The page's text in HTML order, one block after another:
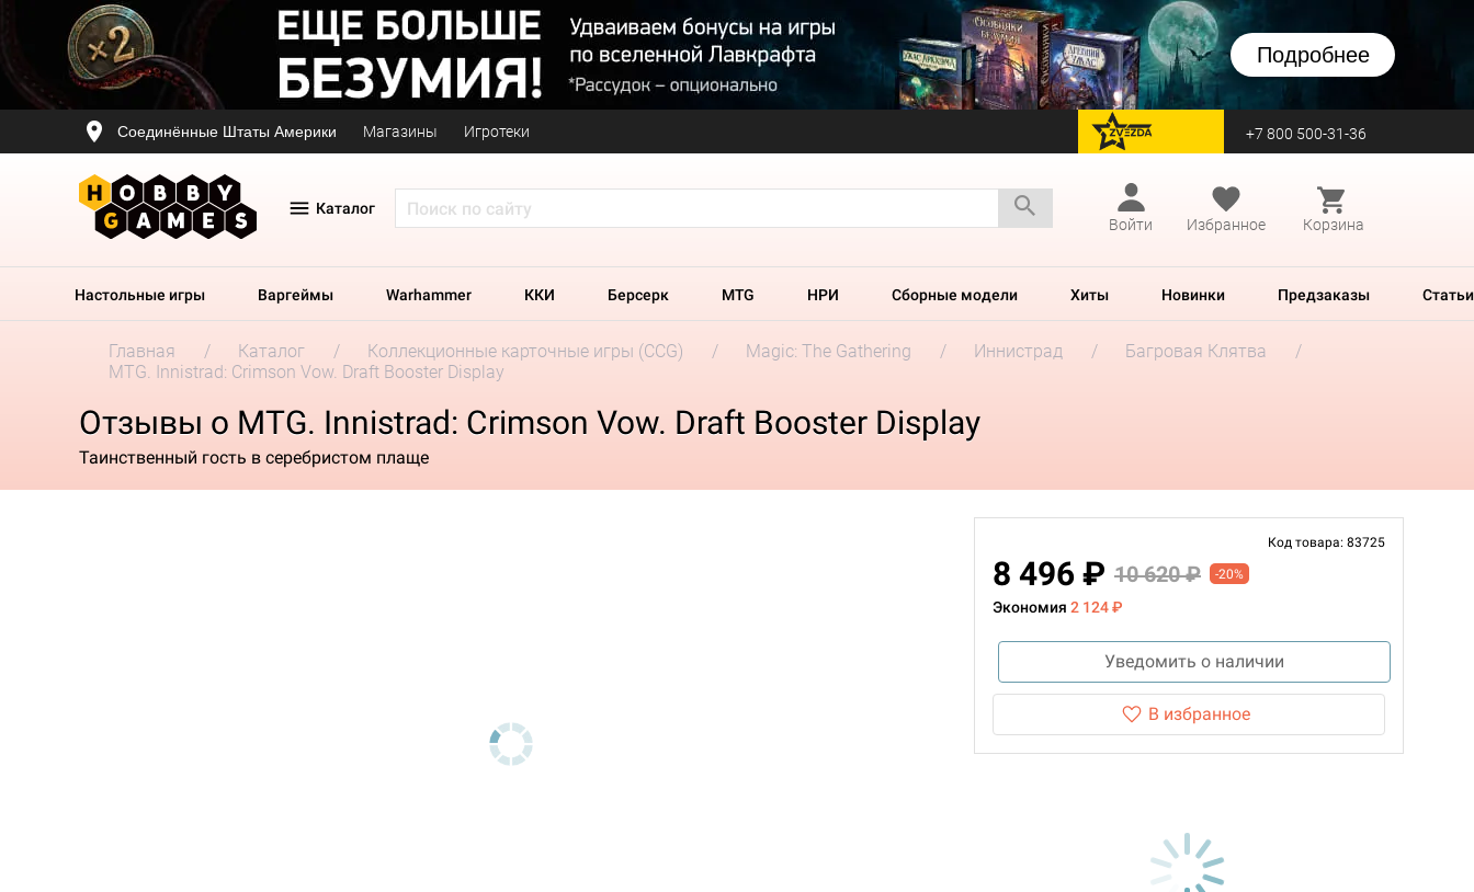
Подробнее
Соединённые Штаты Америки Магазины Игротеки перейти на Zvezda +7 800 500-31-36
Каталог
Войти
Избранное Корзина
Настольные игры Варгеймы Warhammer ККИ Берсерк MTG НРИ Сборные модели Хиты Новинки Предзаказы Статьи
Главная Каталог Коллекционные карточные игры (CCG) Magic: The Gathering Иннистрад
Багровая Клятва
MTG. Innistrad: Crimson Vow. Draft Booster Display
Отзывы о MTG. Innistrad: Crimson Vow. Draft Booster Display
Таинственный гость в серебристом плаще
Код товара: 83725
8 496 ₽ 10 620 ₽ -20%
Экономия 2 124 ₽
Уведомить о наличии
В избранное